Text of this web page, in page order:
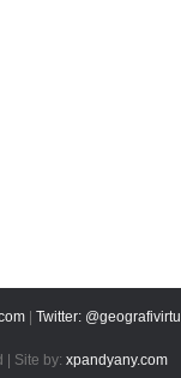
Twitter:
| Site by: xpandyany.com